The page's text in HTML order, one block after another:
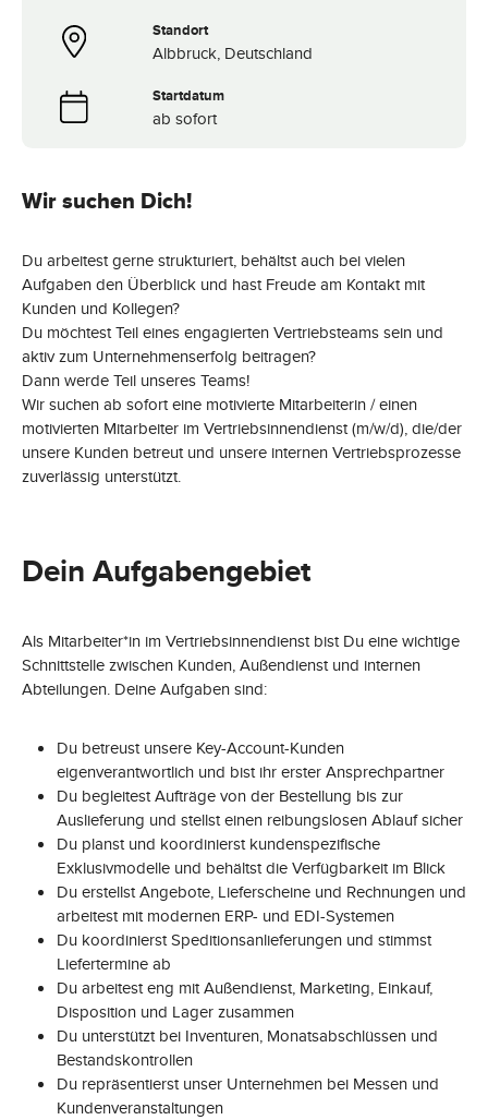
Standort
Albbruck, Deutschland
Startdatum
ab sofort
Wir suchen Dich!
Du arbeitest gerne strukturiert, behältst auch bei vielen
Aufgaben den Überblick und hast Freude am Kontakt mit
Kunden und Kollegen?
Du möchtest Teil eines engagierten Vertriebsteams sein und
aktiv zum Unternehmenserfolg beitragen?
Dann werde Teil unseres Teams!
Wir suchen ab sofort eine motivierte Mitarbeiterin / einen
motivierten Mitarbeiter im Vertriebsinnendienst (m/w/d), die/der
unsere Kunden betreut und unsere internen Vertriebsprozesse
zuverlässig unterstützt.
Dein Aufgabengebiet
Als Mitarbeiter*in im Vertriebsinnendienst bist Du eine wichtige
Schnittstelle zwischen Kunden, Außendienst und internen
Abteilungen. Deine Aufgaben sind:
Du betreust unsere Key-Account-Kunden
eigenverantwortlich und bist ihr erster Ansprechpartner
Du begleitest Aufträge von der Bestellung bis zur
Auslieferung und stellst einen reibungslosen Ablauf sicher
Du planst und koordinierst kundenspezifische
Exklusivmodelle und behältst die Verfügbarkeit im Blick
Du erstellst Angebote, Lieferscheine und Rechnungen und
arbeitest mit modernen ERP- und EDI-Systemen
Du koordinierst Speditionsanlieferungen und stimmst
Liefertermine ab
Du arbeitest eng mit Außendienst, Marketing, Einkauf,
Disposition und Lager zusammen
Du unterstützt bei Inventuren, Monatsabschlüssen und
Bestandskontrollen
Du repräsentierst unser Unternehmen bei Messen und
Kundenveranstaltungen